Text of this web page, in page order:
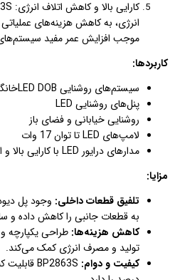
انرژی، به کاهش هزینه‌های
موجب افزایش عمر مفید
کاربردها:
سیستم‌های روشنایی LED DOBخانگی و صنعتی
پنل‌های روشنایی LED
روشنایی خیابانی و فضای باز
لامپ‌های LED تا توان 17 وات
مدارهای درایور LED با کارایی بالا و ابعاد کوچک
مزایا:
تلفیق قطعات داخلی: وجود پل
به قطعات جانبی را کاهش داده و
کاهش هزینه‌ها: طراحی یکپارچه
تولید و مصرف انرژی کمک می‌کند.
کیفیت و دوام: